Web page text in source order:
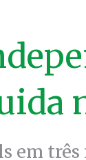
em